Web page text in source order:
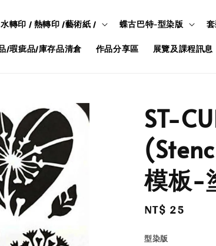
水轉印 / 熱轉印 /藝術紙 / 蝶古巴特-型染版
/瑕疵品/庫存品清倉 作品分享區 展覽及課程訊息
ST-
模板-
Regular
NT$ 25
型染版